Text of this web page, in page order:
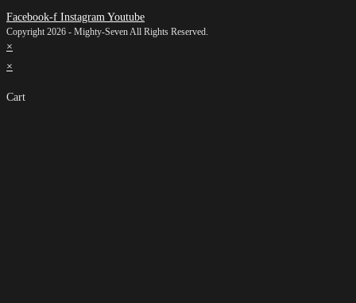
Facebook-f Instagram Youtube
Copyright 2026 - Mighty-Seven All Rights Reserved.
×
×
Cart